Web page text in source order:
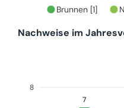
Brunnen [1]
Nachweise im
8
7